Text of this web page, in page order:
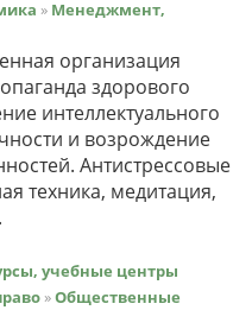
» Менеджмент,
организация
здорового
интеллектуального
и возрождение
Антистрессовые
техника, медитация,
учебные центры
»Общественные